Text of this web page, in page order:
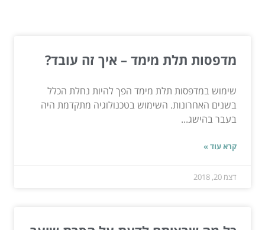
מדפסות תלת מימד – איך זה עובד?
שימוש במדפסות תלת מימד הפך להיות נחלת הכלל
בשנים האחרונות. השימוש בטכנולוגיה מתקדמת היה
בעבר בהישג...
קרא עוד »
דצמ 20, 2018